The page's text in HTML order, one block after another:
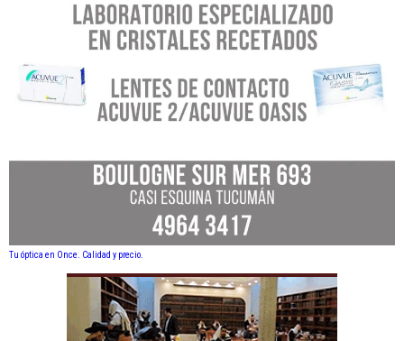
Tu óptica en Once. Calidad y precio.